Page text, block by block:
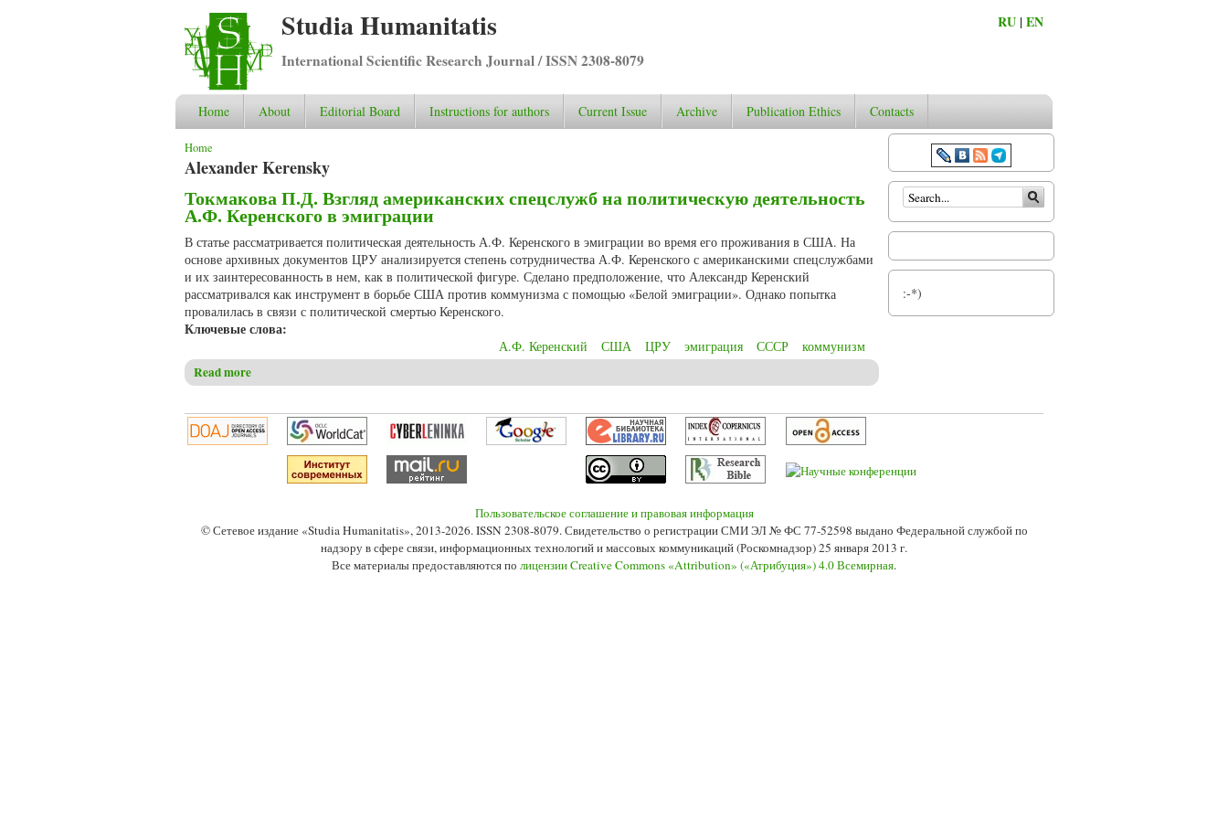
Studia Humanitatis
International Scientific Research Journal / ISSN 2308-8079
RU |EN
Home About Editorial Board Instructions for authors Current Issue Archive Publication Ethics Contacts
You are here
Home
Alexander Kerensky
Токмакова П.Д. Взгляд американских спецслужб на политическую деятельность
А.Ф. Керенского в эмиграции
В статье рассматривается политическая деятельность А.Ф. Керенского в эмиграции во время его проживания в США. На
основе архивных документов ЦРУ анализируется степень сотрудничества А.Ф. Керенского с американскими спецслужбами
и их заинтересованность в нем, как в политической фигуре. Сделано предположение, что Александр Керенский
рассматривался как инструмент в борьбе США против коммунизма с помощью «Белой эмиграции». Однако попытка
провалилась в связи с политической смертью Керенского.
Ключевые слова:
А.Ф. Керенский США ЦРУ эмиграция СССР коммунизм
Read more
Search form
:-*)
Пользовательское соглашение и правовая информация
© Сетевое издание «Studia Humanitatis», 2013-2026. ISSN 2308-8079. Свидетельство о регистрации СМИ ЭЛ № ФС 77-52598 выдано Федеральной службой по
надзору в сфере связи, информационных технологий и массовых коммуникаций (Роскомнадзор) 25 января 2013 г.
Все материалы предоставляются по лицензии Creative Commons «Attribution» («Атрибуция») 4.0 Всемирная.